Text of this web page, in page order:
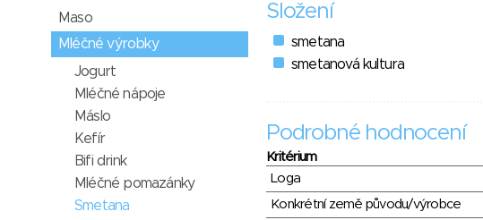
Složení
smetana
smetanová kultura
Podrobné hodnocení
Kritérium
Loga
Konkrétní země původu/výrobce
Maso
Mléčné výrobky
Jogurt
Mléčné nápoje
Máslo
Kefír
Bifi drink
Mléčné pomazánky
Smetana